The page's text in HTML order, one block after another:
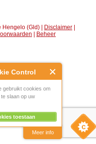
Control
gebruikt cookies om
slaan op uw
toestaan
Meer info
Hengelo (Gld) | Disclaimer |
| Beheer